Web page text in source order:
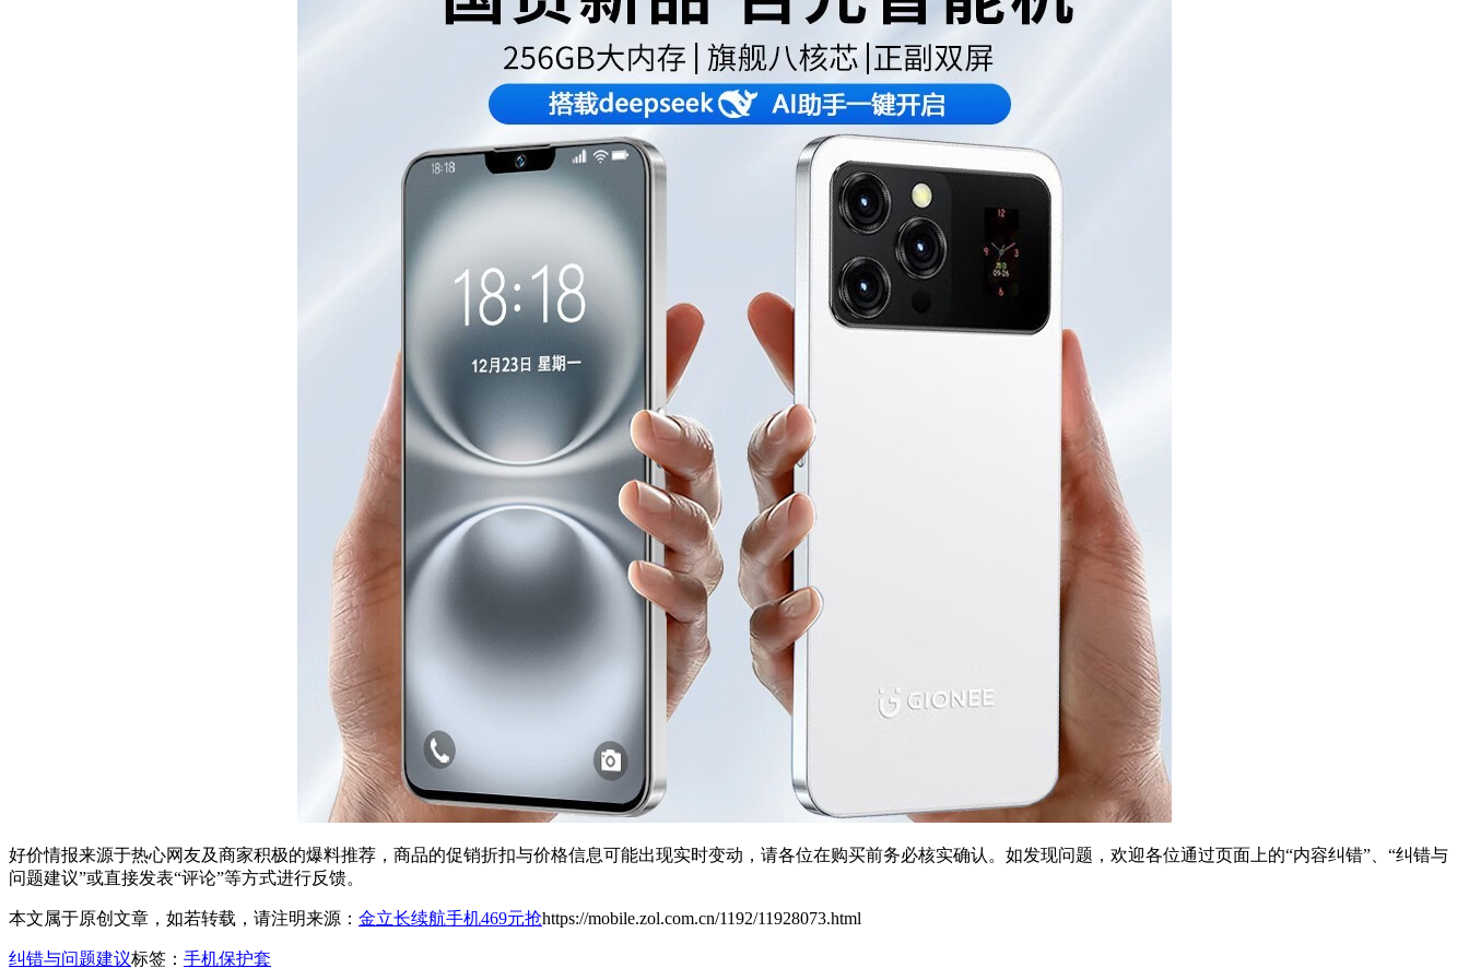
好价情报来源于热心网友及商家积极的爆料推荐，商品的促销折扣与价格信息可能出现实时变动，请各位在购买前务必核实确认。如发现问题，欢迎各位通过页面上的“内容纠错”、“纠错与
问题建议”或直接发表“评论”等方式进行反馈。
本文属于原创文章，如若转载，请注明来源： 金立长续航手机469元抢https://mobile.zol.com.cn/1192/11928073.html
纠错与问题建议标签： 手机保护套